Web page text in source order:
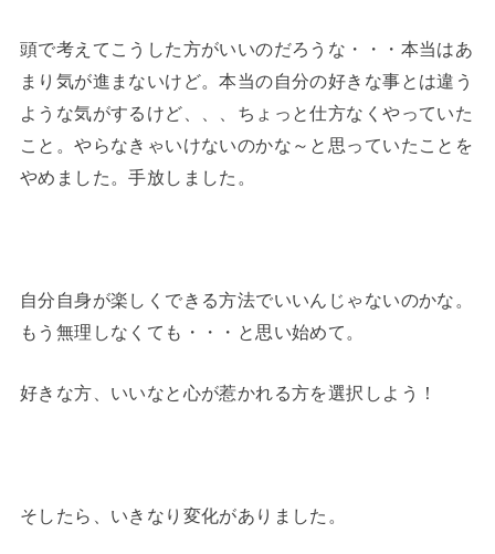
頭で考えてこうした方がいいのだろうな・・・本当はあ
まり気が進まないけど。本当の自分の好きな事とは違う
ような気がするけど、、、ちょっと仕方なくやっていた
こと。やらなきゃいけないのかな～と思っていたことを
やめました。手放しました。
自分自身が楽しくできる方法でいいんじゃないのかな。
もう無理しなくても・・・と思い始めて。
好きな方、いいなと心が惹かれる方を選択しよう！
そしたら、いきなり変化がありました。